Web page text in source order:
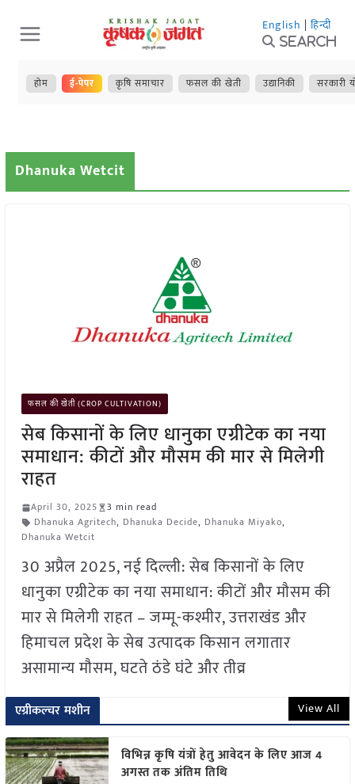
Skip
to
content
English | हिन्दी
Search
होम ई-पेपर कृषि समाचार फसल की खेती उद्यानिकी सरकारी
Dhanuka Wetcit
फसल की खेती (CROP CULTIVATION)
सेब किसानों के लिए धानुका एग्रीटेक का नया
समाधान: कीटों और मौसम की मार से मिलेगी
राहत
April 30, 2025
3 min read
Dhanuka Agritech, Dhanuka Decide, Dhanuka Miyako,
Dhanuka Wetcit
30 अप्रैल 2025, नई दिल्ली: सेब किसानों के लिए
धानुका एग्रीटेक का नया समाधान: कीटों और मौसम की
मार से मिलेगी राहत – जम्मू-कश्मीर, उत्तराखंड और
हिमाचल प्रदेश के सेब उत्पादक किसान लगातार
असामान्य मौसम, घटते ठंडे घंटे और तीव्र
एग्रीकल्चर मशीन View All
विभिन्न कृषि यंत्रों हेतु आवेदन के लिए आज 4
अगस्त तक अंतिम तिथि